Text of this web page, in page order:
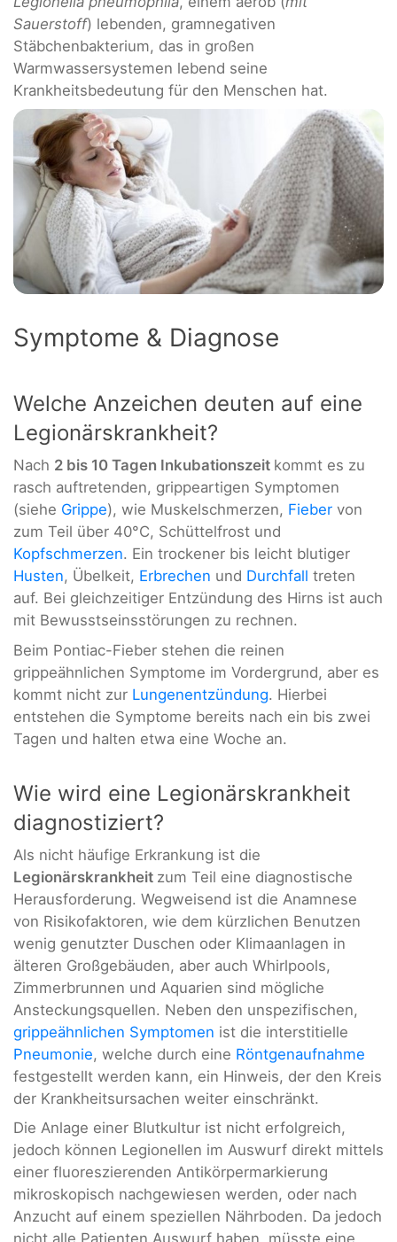
Sauerstoff) lebenden, gramnegativen
Stäbchenbakterium, das in großen
Warmwassersystemen lebend seine
Krankheitsbedeutung für den Menschen hat.
Symptome & Diagnose
Welche Anzeichen deuten auf eine
Legionärskrankheit?
Nach 2 bis 10 Tagen Inkubationszeit kommt es zu
rasch auftretenden, grippeartigen Symptomen
(siehe Grippe), wie Muskelschmerzen, Fieber von
zum Teil über 40°C, Schüttelfrost und
Kopfschmerzen. Ein trockener bis leicht blutiger
Husten, Übelkeit, Erbrechen und Durchfall treten
auf. Bei gleichzeitiger Entzündung des Hirns ist auch
mit Bewusstseinsstörungen zu rechnen.
Beim Pontiac-Fieber stehen die reinen
grippeähnlichen Symptome im Vordergrund, aber es
kommt nicht zur Lungenentzündung. Hierbei
entstehen die Symptome bereits nach ein bis zwei
Tagen und halten etwa eine Woche an.
Wie wird eine Legionärskrankheit
diagnostiziert?
Als nicht häufige Erkrankung ist die
Legionärskrankheit zum Teil eine diagnostische
Herausforderung. Wegweisend ist die Anamnese
von Risikofaktoren, wie dem kürzlichen Benutzen
wenig genutzter Duschen oder Klimaanlagen in
älteren Großgebäuden, aber auch Whirlpools,
Zimmerbrunnen und Aquarien sind mögliche
Ansteckungsquellen. Neben den unspezifischen,
grippeähnlichen Symptomen ist die interstitielle
Pneumonie, welche durch eine Röntgenaufnahme
festgestellt werden kann, ein Hinweis, der den Kreis
der Krankheitsursachen weiter einschränkt.
Die Anlage einer Blutkultur ist nicht erfolgreich,
jedoch können Legionellen im Auswurf direkt mittels
einer fluoreszierenden Antikörpermarkierung
mikroskopisch nachgewiesen werden, oder nach
Anzucht auf einem speziellen Nährboden. Da jedoch